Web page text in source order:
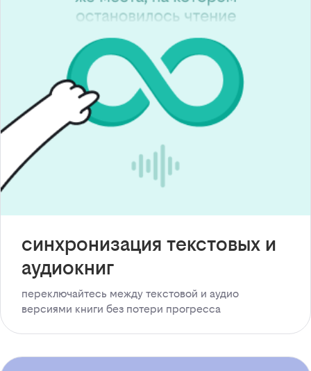
синхронизация текстовых и
аудиокниг
переключайтесь между текстовой и аудио
версиями книги без потери прогресса